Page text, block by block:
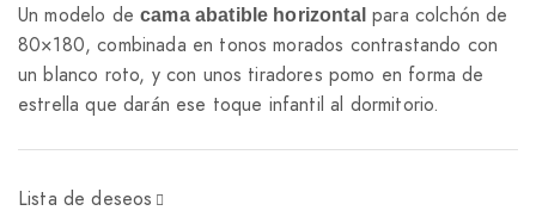
Un modelo decama abatible horizontal para colchón de
80×180, combinada en tonos morados contrastando con
un blanco roto, y con unos tiradores pomo en forma de
estrella que darán ese toque infantil al dormitorio.
Lista de deseos